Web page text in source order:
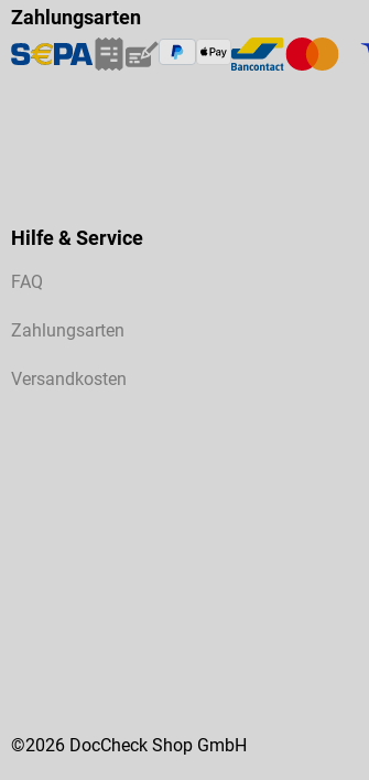
Zahlungsarten
Hilfe & Service
FAQ
Zahlungsarten
Versandkosten
©2026 DocCheck Shop GmbH